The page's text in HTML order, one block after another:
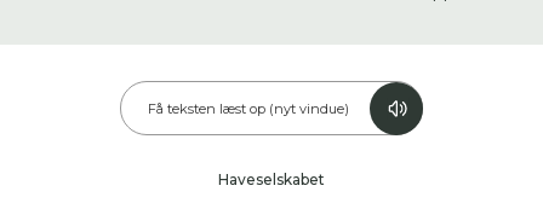
Få teksten læst op (nyt vindue)
Haveselskabet